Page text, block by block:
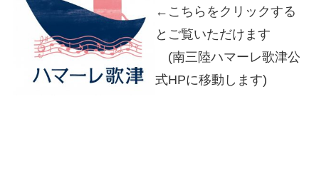
←こちらをクリックする
とご覧いただけます
(南三陸ハマーレ歌津公
式HPに移動します)